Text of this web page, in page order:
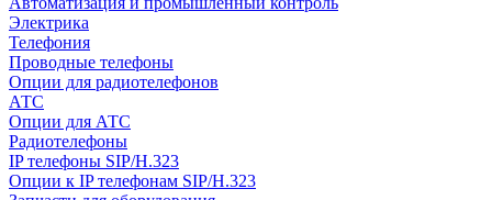
Электрика
Телефония
Проводные телефоны
Опции для радиотелефонов
АТС
Опции для АТС
Радиотелефоны
IP телефоны SIP/H.323
Опции к IP телефонам SIP/H.323